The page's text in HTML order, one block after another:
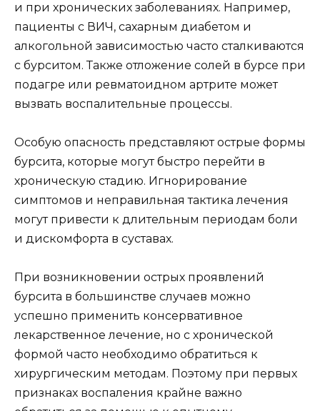
и при хронических заболеваниях. Например,
пациенты с ВИЧ, сахарным диабетом и
алкогольной зависимостью часто сталкиваются
с бурситом. Также отложение солей в бурсе при
подагре или ревматоидном артрите может
вызвать воспалительные процессы.
Особую опасность представляют острые формы
бурсита, которые могут быстро перейти в
хроническую стадию. Игнорирование
симптомов и неправильная тактика лечения
могут привести к длительным периодам боли
и дискомфорта в суставах.
При возникновении острых проявлений
бурсита в большинстве случаев можно
успешно применить консервативное
лекарственное лечение, но с хронической
формой часто необходимо обратиться к
хирургическим методам. Поэтому при первых
признаках воспаления крайне важно